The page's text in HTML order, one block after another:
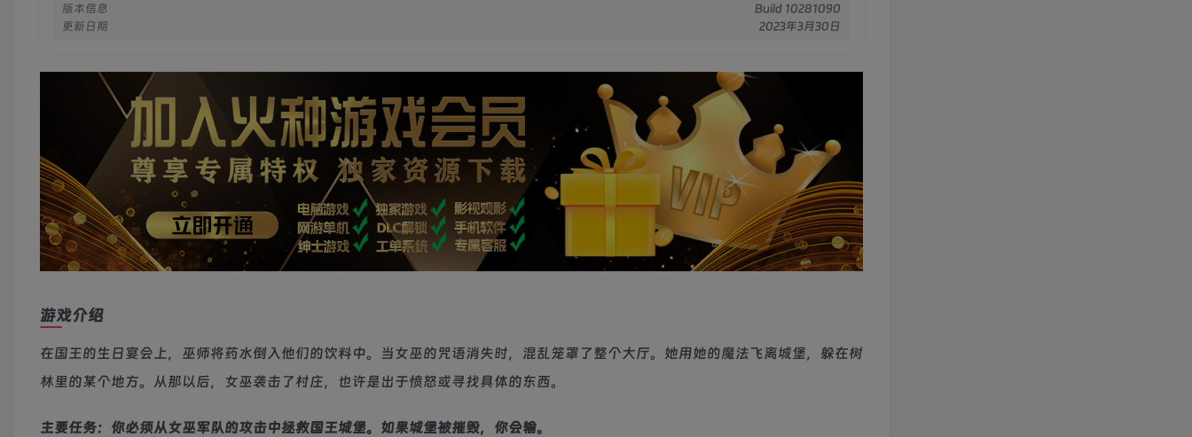
版本信息
Build 10281090
更新日期
2023年3月30日
游戏介绍
在国王的生日宴会上，巫师将药水倒入他们的饮料中。当女巫的咒语消失时，混乱笼罩了整个大厅。她用她的魔法飞离城堡，躲在树
林里的某个地方。从那以后，女巫袭击了村庄，也许是出于愤怒或寻找具体的东西。
主要任务：你必须从女巫军队的攻击中拯救国王城堡。如果城堡被摧毁，你会输。